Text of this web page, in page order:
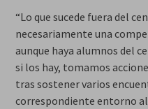
“Lo que sucede fuera del
necesariamente una
aunque haya alumnos del
si los hay, tomamos
tras sostener varios
correspondiente entorno